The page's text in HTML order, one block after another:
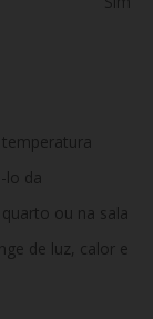
lo da
ou na sala
de luz, calor e